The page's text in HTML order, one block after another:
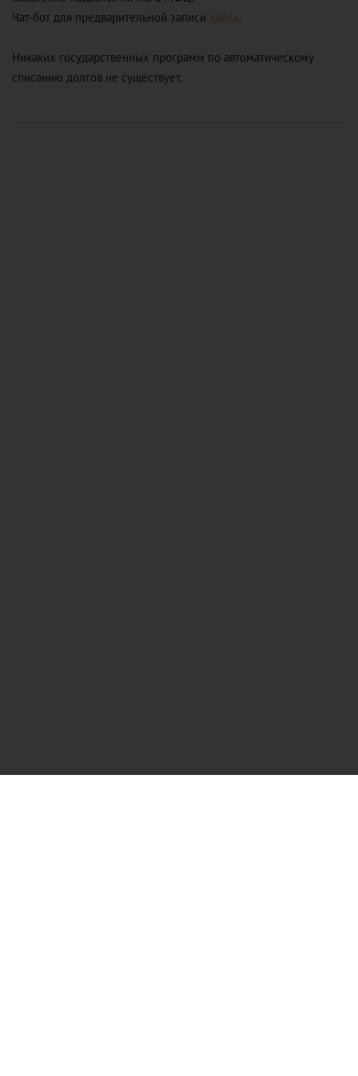
Чат-бот для предварительной записи здесь.
Никаких государственных программ по автоматическому
списанию долгов не существует.